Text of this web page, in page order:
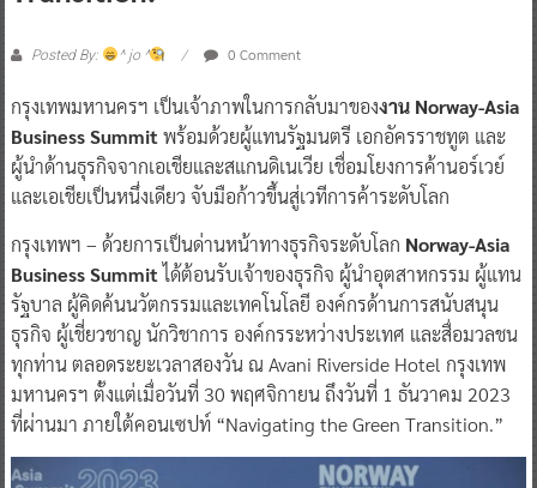
Posted By: ^ jo ^ 0 Comment
กรุงเทพมหานครฯ เป็นเจ้าภาพในการกลับมาของงาน Norway-Asia
Business Summitพร้อมด้วยผู้แทนรัฐมนตรี เอกอัครราชทูต และ
ผู้นำด้านธุรกิจจากเอเชียและสแกนดิเนเวีย เชื่อมโยงการค้านอร์เวย์
และเอเชียเป็นหนึ่งเดียว จับมือก้าวขึ้นสู่เวทีการค้าระดับโลก
กรุงเทพฯ – ด้วยการเป็นด่านหน้าทางธุรกิจระดับโลก Norway-Asia
Business Summitได้ต้อนรับเจ้าของธุรกิจ ผู้นำอุตสาหกรรม ผู้แทน
รัฐบาล ผู้คิดค้นนวัตกรรมและเทคโนโลยี องค์กรด้านการสนับสนุน
ธุรกิจ ผู้เชี่ยวชาญ นักวิชาการ องค์กรระหว่างประเทศ และสื่อมวลชน
ทุกท่าน ตลอดระยะเวลาสองวัน ณ Avani Riverside Hotel กรุงเทพ
มหานครฯ ตั้งแต่เมื่อวันที่ 30 พฤศจิกายน ถึงวันที่ 1 ธันวาคม 2023
ที่ผ่านมา ภายใต้คอนเซปท์ “Navigating the Green Transition.”